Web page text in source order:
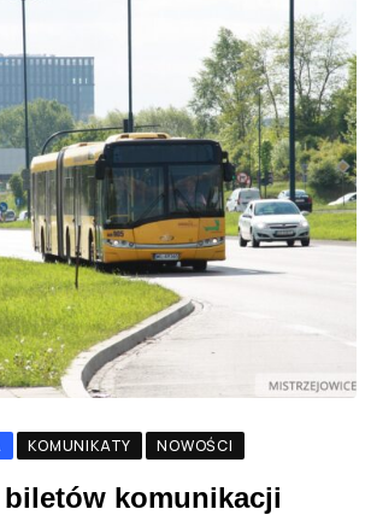
KOMUNIKATY NOWOŚCI
biletów komunikacji